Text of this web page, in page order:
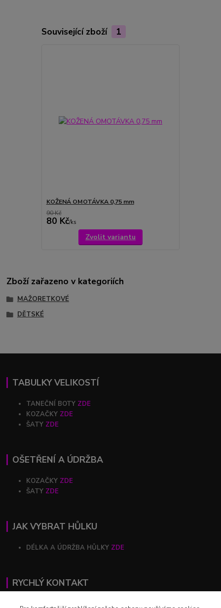
Související zboží 1
KOŽENÁ OMOTÁVKA 0,75 mm
90 Kč
80 Kč/ks
Zvolit variantu
Zboží zařazeno v kategoriích
MAŽORETKOVÉ
DĚTSKÉ
TABULKY VELIKOSTÍ
TANEČNÍ BOTY ZDE
KOZAČKY ZDE
ŠATY ZDE
OŠETŘENÍ A ÚDRŽBA
KOZAČKY ZDE
ŠATY ZDE
JAK VYBRAT HŮLKU
DÉLKA A ÚDRŽBA HŮLKY ZDE
RYCHLÝ KONTAKT
+420 602 446 844